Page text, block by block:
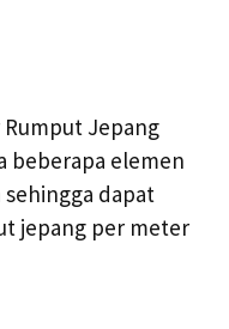
Jepang
beberapa elemen
dapat
jepang per meter